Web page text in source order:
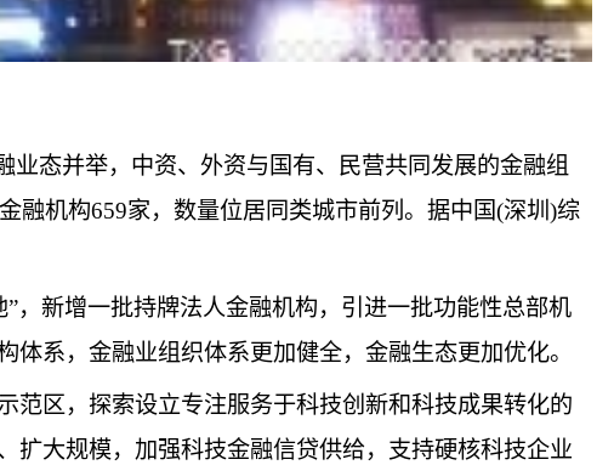
态并举，中资、外资与国有、民营共同发展的金融组
融机构659家，数量位居同类城市前列。据中国(深圳)综
，新增一批持牌法人金融机构，引进一批功能性总部机
系，金融业组织体系更加健全，金融生态更加优化。
范区，探索设立专注服务于科技创新和科技成果转化的
扩大规模，加强科技金融信贷供给，支持硬核科技企业